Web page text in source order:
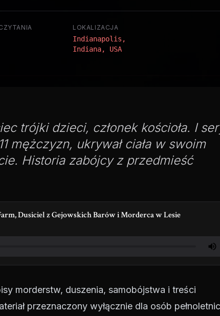
LOKALIZACJA
Indianapolis,
Indiana, USA
trójki dzieci, członek kościoła. I
mężczyzn, ukrywał ciała w swoim
Historia zabójcy z przedmieść
Dusiciel z Gejowskich Barów i Morderca w Lesie
morderstw, duszenia, samobójstwa i treści
przeznaczony wyłącznie dla osób